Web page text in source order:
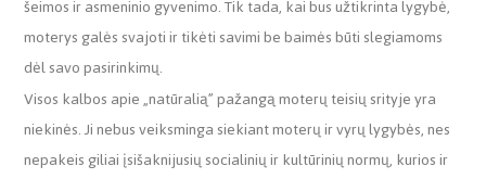
šeimos ir asmeninio gyvenimo. Tik tada, kai bus užtikrinta lygybė,
moterys galės svajoti ir tikėti savimi be baimės būti slegiamoms
dėl savo pasirinkimų.
Visos kalbos apie „natūralią” pažangą moterų teisių srityje yra
niekinės. Ji nebus veiksminga siekiant moterų ir vyrų lygybės, nes
nepakeis giliai įsišaknijusių socialinių ir kultūrinių normų, kurios ir